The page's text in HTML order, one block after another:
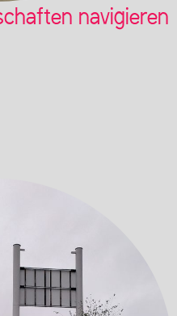
navigieren